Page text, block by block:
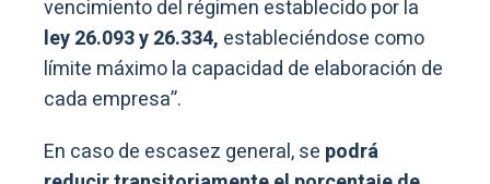
vencimiento del régimen establecido por la
ley 26.093 y 26.334, estableciéndose como
límite máximo la capacidad de elaboración de
cada empresa”.
En caso de escasez general, se podrá